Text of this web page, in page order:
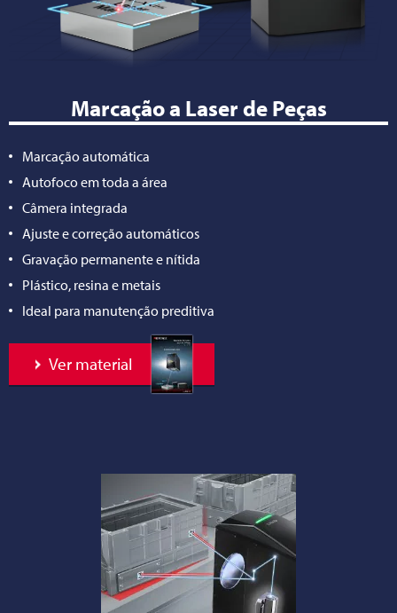
Marcação a Laser de Peças
Marcação automática
Autofoco em toda a área
Câmera integrada
Ajuste e correção automáticos
Gravação permanente e nítida
Plástico, resina e metais
Ideal para manutenção preditiva
Ver material